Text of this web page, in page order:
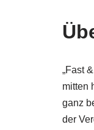
„Fast
mitten
ganz
der